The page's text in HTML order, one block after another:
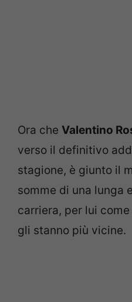
Ora che Valentino
verso il definitivo
stagione, è giunto il
somme di una lunga
carriera, per lui
gli stanno più vicine.